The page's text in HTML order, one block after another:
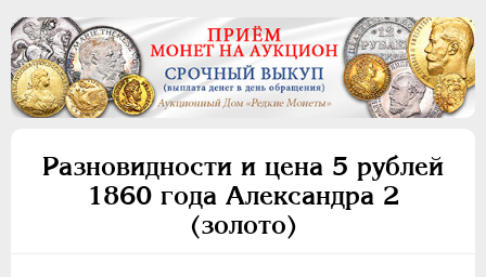
Разновидности и цена 5 рублей
1860 года Александра 2
(золото)
ПEТР I 1699 - 1725
ПЕТР II 1727-1729
АННА ИОАННОВНА 1730-1740
ИОАНН АНТОНОВИЧ 1740-1741